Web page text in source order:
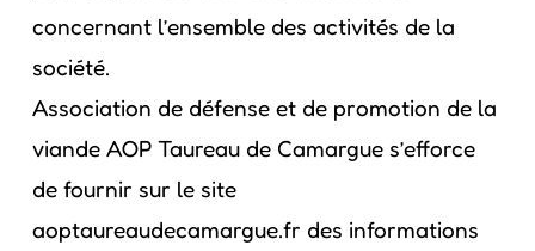
concernant l’ensemble des activités de la
société.
Association de défense et de promotion de la
viande AOP Taureau de Camargue s’efforce
de fournir sur le site
aoptaureaudecamargue.fr des informations